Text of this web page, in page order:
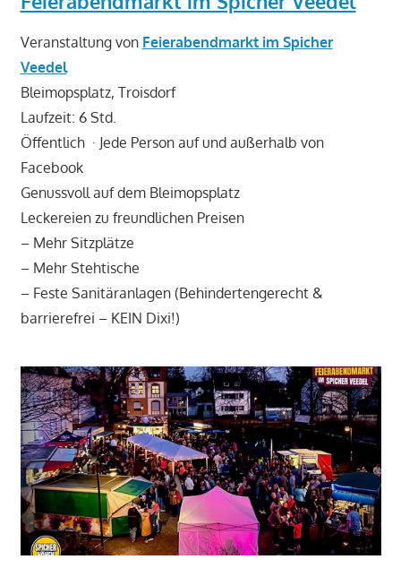
Veranstaltung von Feierabendmarkt im Spicher
Veedel
Bleimopsplatz, Troisdorf
Laufzeit: 6 Std.
Öffentlich · Jede Person auf und außerhalb von
Facebook
Genussvoll auf dem Bleimopsplatz
Leckereien zu freundlichen Preisen
– Mehr Sitzplätze
– Mehr Stehtische
– Feste Sanitäranlagen (Behindertengerecht &
barrierefrei – KEIN Dixi!)